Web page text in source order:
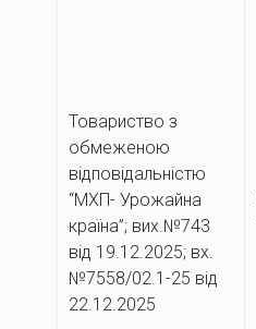
Товариство з
обмеженою
відповідальністю
“МХП- Урожайна
країна”; вих.№743
від 19.12.2025; вх.
№7558/02.1-25 від
22.12.2025